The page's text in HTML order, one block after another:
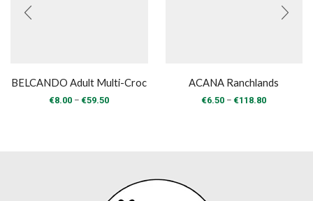
BELCANDO Adult Multi-Croc
€8.00 – €59.50Price
ACANA Ranchlands
€6.50 – €118.80Price